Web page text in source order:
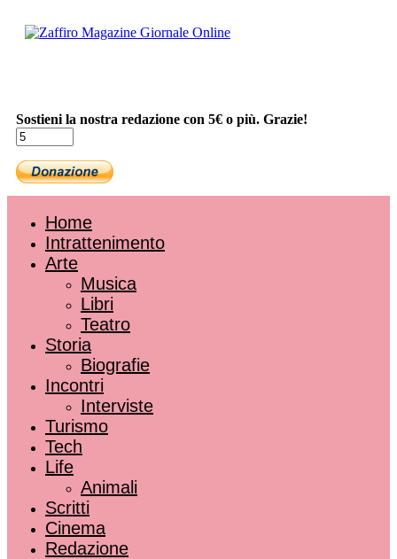
Sostieni la nostra redazione con 5€ o più. Grazie!
Home
Intrattenimento
Arte
Musica
Libri
Teatro
Storia
Biografie
Incontri
Interviste
Turismo
Tech
Life
Animali
Scritti
Cinema
Redazione